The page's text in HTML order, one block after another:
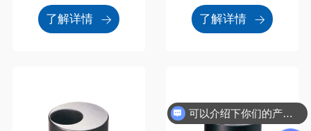
了解详情 了解详情
可以介绍下你们的产品么